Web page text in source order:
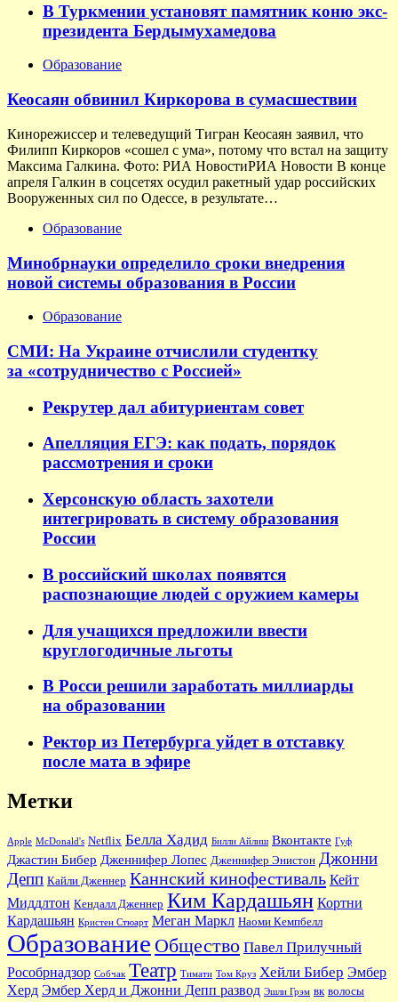
В Туркмении установят памятник коню экс-
президента Бердымухамедова
Образование
Кеосаян обвинил Киркорова в сумасшествии
Кинорежиссер и телеведущий Тигран Кеосаян заявил, что
Филипп Киркоров «сошел с ума», потому что встал на защиту
Максима Галкина. Фото: РИА НовостиРИА Новости В конце
апреля Галкин в соцсетях осудил ракетный удар российских
Вооруженных сил по Одессе, в результате…
Образование
Минобрнауки определило сроки внедрения
новой системы образования в России
Образование
СМИ: На Украине отчислили студентку
за «сотрудничество с Россией»
Рекрутер дал абитуриентам совет
Апелляция ЕГЭ: как подать, порядок
рассмотрения и сроки
Херсонскую область захотели
интегрировать в систему образования
России
В российский школах появятся
распознающие людей с оружием камеры
Для учащихся предложили ввести
круглогодичные льготы
В Росси решили заработать миллиарды
на образовании
Ректор из Петербурга уйдет в отставку
после мата в эфире
Метки
Apple McDonald's Netflix Белла Хадид Билли Айлиш Вконтакте Гуф
Джастин Бибер Дженнифер Лопес Дженнифер Энистон Джонни
Депп Кайли Дженнер Каннский кинофестиваль Кейт
Миддлтон Кендалл Дженнер Ким Кардашьян Кортни
Кардашьян Кристен Стюарт Меган Маркл Наоми Кемпбелл
Образование Общество Павел Прилучный
Рособрнадзор Собчак Театр Тимати Том Круз Хейли Бибер Эмбер
Херд Эмбер Херд и Джонни Депп развод Эшли Грэм вк волосы